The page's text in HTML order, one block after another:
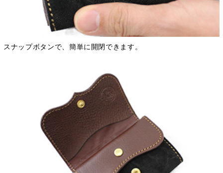
スナップボタンで、簡単に開閉できます。